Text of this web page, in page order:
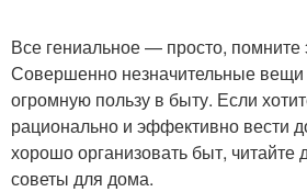
Все гениальное — просто, помните
Совершенно незначительные вещи
огромную пользу в быту. Если
рационально и эффективно вести
хорошо организовать быт,
советы для дома.